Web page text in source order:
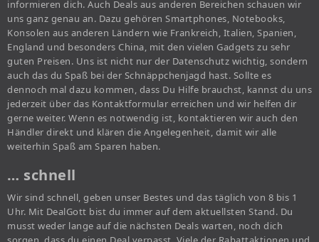
informieren dich. Auch Deals aus anderen Bereichen schauen wir
uns ganz genau an. Dazu gehören Smartphones, Notebooks,
Konsolen aus anderen Ländern wie Frankreich, Italien, Spanien,
England und besonders China, mit den vielen Gadgets zu sehr
guten Preisen. Uns ist nicht nur der Datenschutz wichtig, sondern
auch das du Spaß bei der Schnäppchenjagd hast. Sollte es
dennoch mal dazu kommen, dass Du Hilfe brauchst, kannst du uns
jederzeit über das Kontaktformular erreichen und wir helfen dir
gerne weiter. Wenn es notwendig ist, kontaktieren wir auch den
Händler direkt und klären die Angelegenheit, damit wir alle
weiterhin Spaß am Sparen haben.
… schnell
Wir sind schnell, geben unser Bestes und das täglich von 8 bis 1
Uhr. Mit DealGott bist du immer auf dem aktuellsten Stand. Du
musst weder lange auf die nächsten Deals warten, noch dich